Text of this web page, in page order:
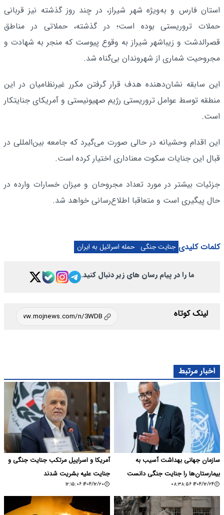
استان فارس و به‌ویژه شهر شیراز، در چند روز گذشته نیز قربانی
حملات تروریستی بوده است؛ در گذشته، حملاتی در مناطق
قصرالدشت و زیباشهر شیراز به وقوع پیوست که منجر به شهادت و
مجروحیت شماری از شهروندان بی‌گناه شد.
این سابقه نشان‌دهنده هدف قرار گرفتن مکرر غیرنظامیان در این
منطقه توسط عوامل تروریستی رژیم صهیونیستی و آمریکای جنایتکار
است.
این اقدام وحشیانه در حالی صورت می‌گیرد که جامعه بین‌المللی در
قبال این جنایات سکوت معناداری اختیار کرده است.
جزئیات بیشتر در مورد تعداد مجروحان و میزان خسارات وارده در
حال پیگیری است و متعاقبا اطلاع‌رسانی خواهد شد.
کلمات کلیدی جنایت جنگی حمله اسرائیل به ایران
ما را در پیام رسان های زیر دنبال کنید.
لینک کوتاه
اخبار مرتبط
سازمان جهانی بهداشت آسیب به
بیمارستان‌ها را جنایت جنگی دانست
۱۴۰۴/۱۲/۲۴ ۰۸:۳۸:۵۶
آمریکا و اسراییل مرتکب جنایت جنگی و
جنایت علیه بشریت شدند
۱۴۰۴/۱۲/۲۰ ۱۲:۱۵:۰۶